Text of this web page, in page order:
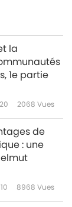
la
1e partie
2068 Vues
de
: une
8968 Vues